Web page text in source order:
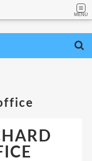
MENU